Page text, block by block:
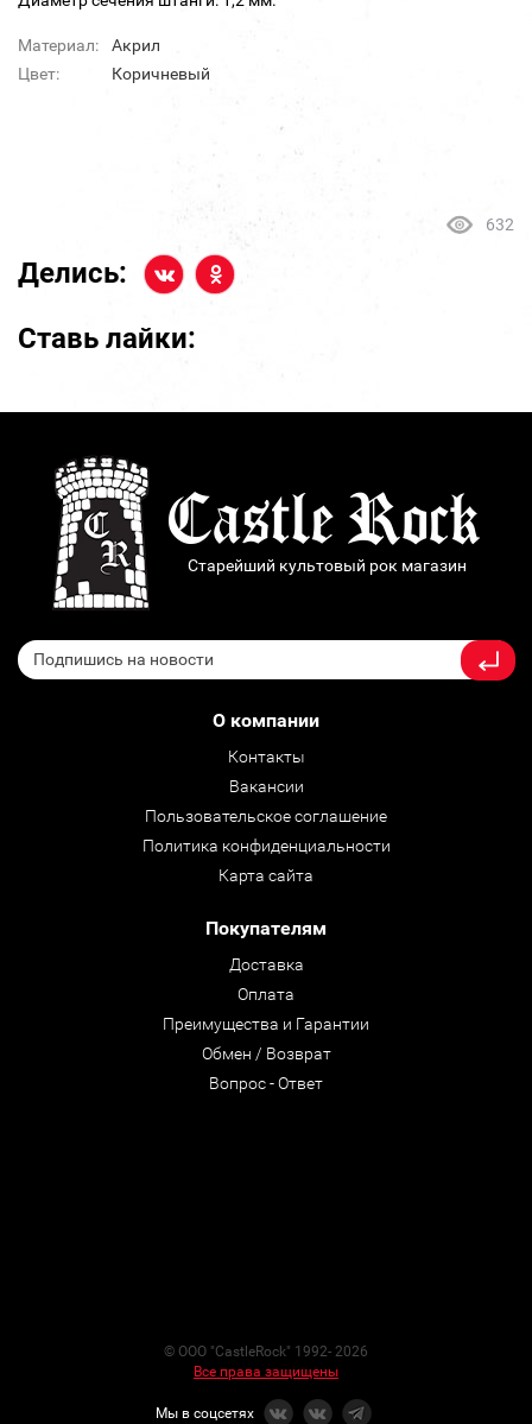
Материал:
Акрил
Цвет:
Коричневый
632
Делись:
Ставь лайки:
Старейший культовый рок магазин
О компании
Контакты
Вакансии
Пользовательское соглашение
Политика конфиденциальности
Карта сайта
Покупателям
Доставка
Оплата
Преимущества и Гарантии
Обмен / Возврат
Вопрос - Ответ
© ООО "CastleRock" 1992- 2026
Все права защищены
Мы в соцсетях